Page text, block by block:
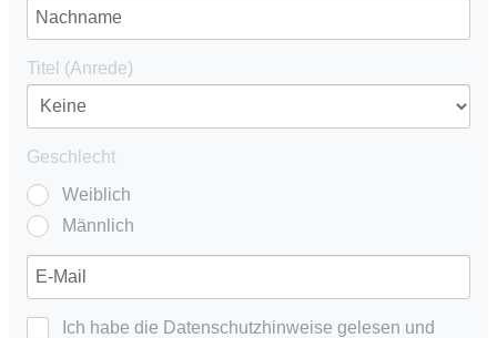
Titel (Anrede)
Geschlecht
Weiblich
Männlich
Ich habe die Datenschutzhinweise gelesen und